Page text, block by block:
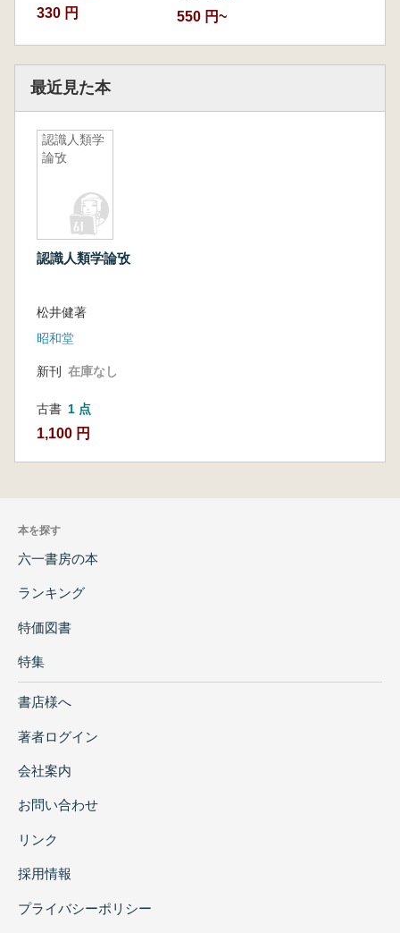
330 円 550 円~
最近見た本
認識人類学
論攷
認識人類学論攷
松井健著
昭和堂
新刊 在庫なし
古書 1 点
1,100 円
本を探す
六一書房の本
ランキング
特価図書
特集
書店様へ
著者ログイン
会社案内
お問い合わせ
リンク
採用情報
プライバシーポリシー